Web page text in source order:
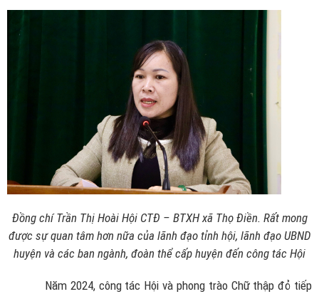
Đồng chí Trần Thị Hoài Hội CTĐ – BTXH xã Thọ Điền. Rất mong
được sự quan tâm hơn nữa của lãnh đạo tỉnh hội, lãnh đạo UBND
huyện và các ban ngành, đoàn thể cấp huyện đến công tác Hội
Năm 2024, công tác Hội và phong trào Chữ thập đỏ tiếp